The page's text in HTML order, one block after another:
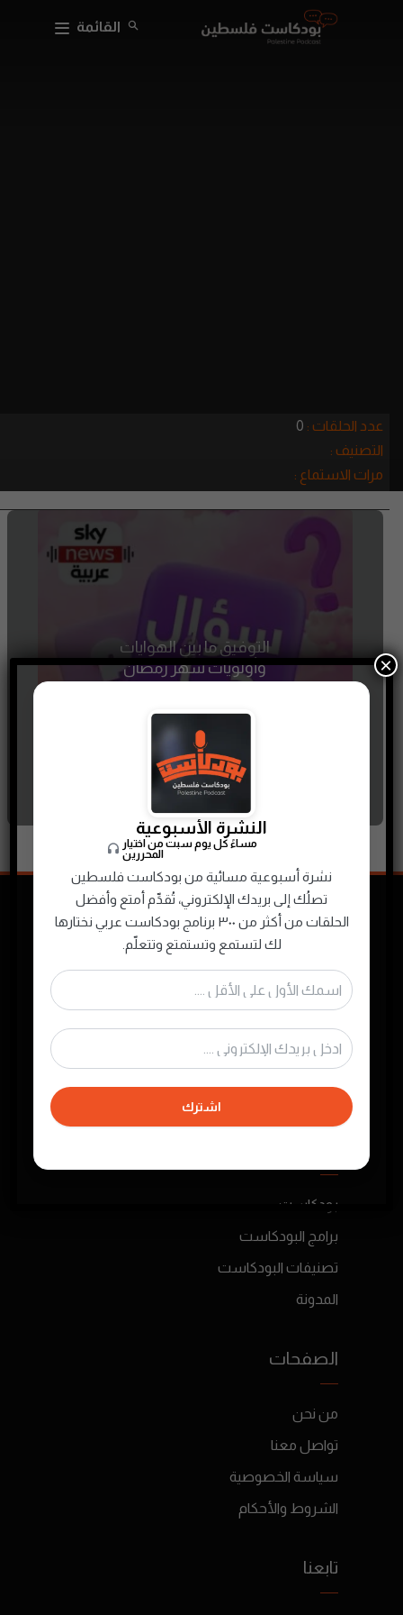
القائمة
عدد الحلقات : 0
التصنيف :
مرات الاستماع :
التوفيق ما بين الهوايات
وأولويات شهر رمضان
الصوتي الفلسطيني والعربي لتستمتع به في أي
وقت
بودكاست
برامج البودكاست
تصنيفات البودكاست
المدونة
الصفحات
من نحن
تواصل معنا
سياسة الخصوصية
الشروط والأحكام
تابعنا
النشرة الأسبوعية
مساءً كل يوم سبت من اختيار
المحررين
نشرة أسبوعية مسائية من بودكاست فلسطين
تصلُك إلى بريدك الإلكتروني، تُقدِّم أمتع وأفضل
الحلقات من أكثر من ٣٠٠ برنامج بودكاست عربي نختارها
لك لتستمع وتستمتع وتتعلّم.
اشترك
×